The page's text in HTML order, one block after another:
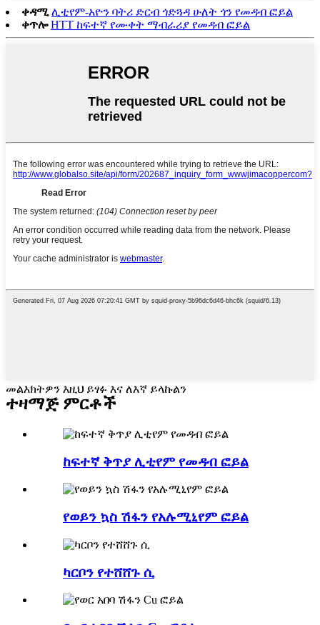
ቀዳሚ ሊቲየም-አዮን ባትሪ ድርብ ጎድጓዳ ሁለት ጎን የመዳብ ፎይል
ቀጥሎ HTT ከፍተኛ የሙቀት ማብራሪያ የመዳብ ፎይል
መልእክትዎን እዚህ ይፃፉ እና ለእኛ ይላኩልን
ተዛማጅ ምርቶች
ከፍተኛ ቅጥያ ሊቲየም የመዳብ ፎይል
የወይን ኳስ ሽፋን የአሉሚኒየም ፎይል
ካርቦን የተሸሸጉ ሲ